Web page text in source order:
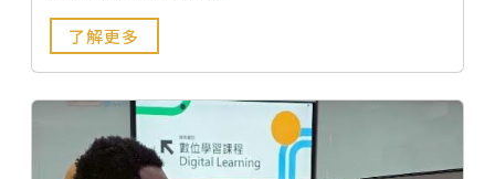
了解更多